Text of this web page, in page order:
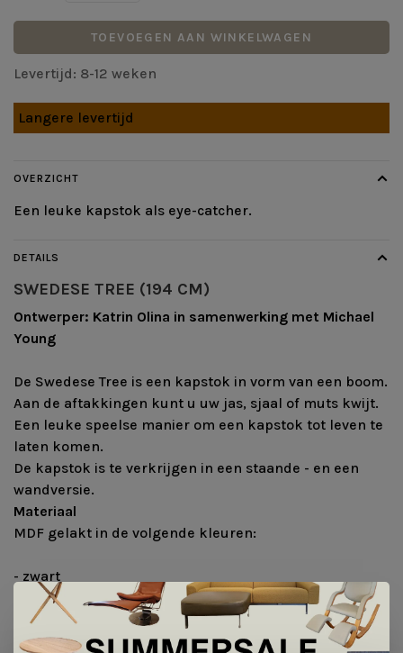
TOEVOEGEN AAN WINKELWAGEN
Levertijd: 8-12 weken
Langere levertijd
OVERZICHT
Een leuke kapstok als eye-catcher.
DETAILS
SWEDESE TREE (194 CM)
Ontwerper: Katrin Olina in samenwerking met Michael
Young
De Swedese Tree is een kapstok in vorm van een boom.
Aan de aftakkingen kunt u uw jas, sjaal of muts kwijt.
Een leuke speelse manier om een kapstok tot leven te
laten komen.
De kapstok is te verkrijgen in een staande - en een
wandversie.
Materiaal
MDF gelakt in de volgende kleuren:
- zwart
- off-white
- mosgroen